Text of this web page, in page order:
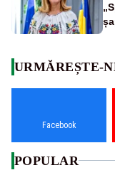
URMĂREȘTE-
Facebook
POPULAR